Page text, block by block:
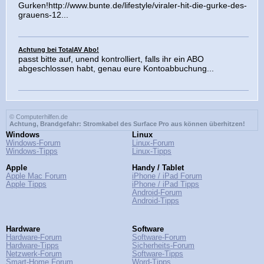
Gurken!http://www.bunte.de/lifestyle/viraler-hit-die-gurke-des-
grauens-12...
Achtung bei TotalAV Abo!
passt bitte auf, unend kontrolliert, falls ihr ein ABO
abgeschlossen habt, genau eure Kontoabbuchung...
© Computerhilfen.de
Achtung, Brandgefahr: Stromkabel des Surface Pro aus können überhitzen!
Windows
Windows-Forum
Windows-Tipps
Apple
Apple Mac Forum
Apple Tipps
Linux
Linux-Forum
Linux-Tipps
Handy / Tablet
iPhone / iPad Forum
iPhone / iPad Tipps
Android-Forum
Android-Tipps
Hardware
Hardware-Forum
Hardware-Tipps
Netzwerk-Forum
Smart-Home Forum
Software
Software-Forum
Sicherheits-Forum
Software-Tipps
Word-Tipps